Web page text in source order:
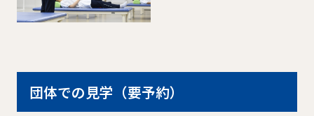
団体での見学（要予約）